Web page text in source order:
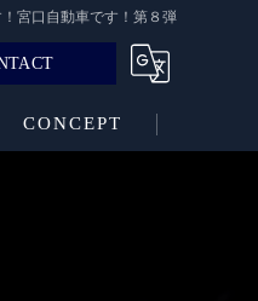
宮口自動車です！第８弾
CONCEPT